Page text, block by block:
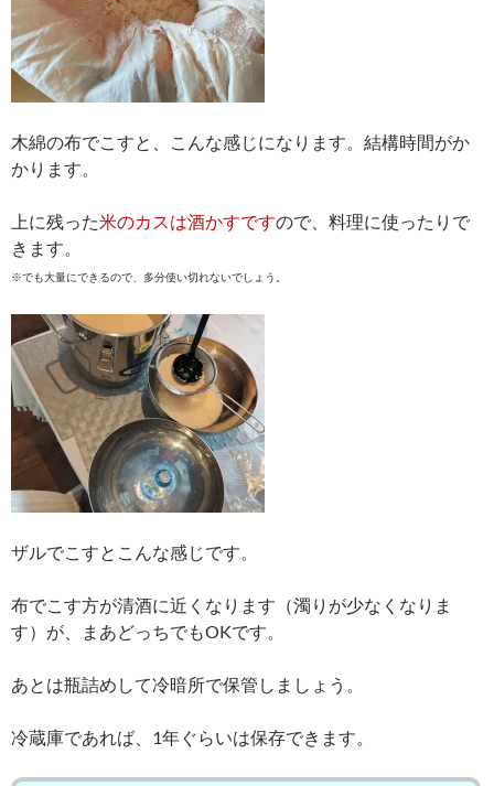
木綿の布でこすと、こんな感じになります。結構時間がか
かります。
上に残った米のカスは酒かすですので、料理に使ったりで
きます。
※でも大量にできるので、多分使い切れないでしょう。
ザルでこすとこんな感じです。
布でこす方が清酒に近くなります（濁りが少なくなりま
す）が、まあどっちでもOKです。
あとは瓶詰めして冷暗所で保管しましょう。
冷蔵庫であれば、1年ぐらいは保存できます。